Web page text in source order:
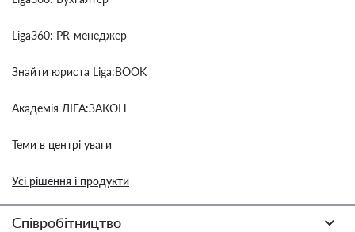
Liga360: PR-менеджер
Знайти юриста Liga:BOOK
Академія ЛІГА:ЗАКОН
Теми в центрі уваги
Усі рішення і продукти
Співробітництво